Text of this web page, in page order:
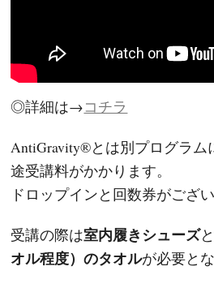
◎詳細は→コチラ
AntiGravity®とは別プログラム
途受講料がかかります。
ドロップインと回数券がござい
受講の際は室内履きシューズと
オル程度）のタオルが必要と